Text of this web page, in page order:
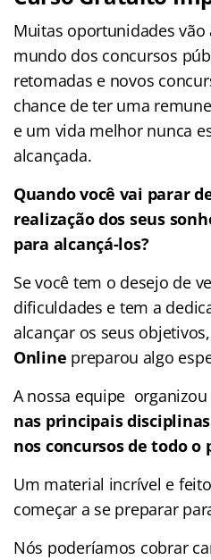
Muitas oportunidades vão
mundo dos concursos
retomadas e novos
chance de ter uma
e um vida melhor nunca
alcançada.
Quando você vai parar
realização dos seus
para alcançá-los?
Se você tem o desejo de
dificuldades e tem a
alcançar os seus
Online preparou algo
A nossa equipe
nas principais
nos concursos de todo o
Um material incrível e
começar a se preparar
Nós poderíamos cobrar